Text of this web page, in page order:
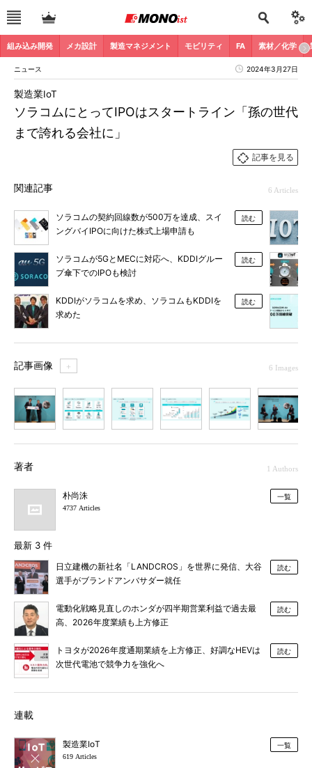
組み込み開発 メカ設計 製造マネジメント モビリティ FA 素材／化学
ニュース 2024年3月27日
ソラコムにとってIPOはスタートライン「孫の世代
まで誇れる会社に」
製造業IoT
記事を見る
関連記事 6 Articles
ソラコムの契約回線数が500万を達成、スイ
ングバイIPOに向けた株式上場申請も
読む
ソラコムが5GとMECに対応へ、KDDIグルー
プ傘下でのIPOも検討
読む
KDDIがソラコムを求め、ソラコムもKDDIを
求めた
読む
記事画像 ＋ 6 Images
著者 1 Authors
朴尚洙
4737 Articles
一覧
最新 3 件
日立建機の新社名「LANDCROS」を世界に発信、大谷
選手がブランドアンバサダー就任
読む
電動化戦略見直しのホンダが四半期営業利益で過去最
高、2026年度業績も上方修正
読む
トヨタが2026年度通期業績を上方修正、好調なHEVは
次世代電池で競争力を強化へ
読む
連載
製造業IoT
619 Articles
一覧